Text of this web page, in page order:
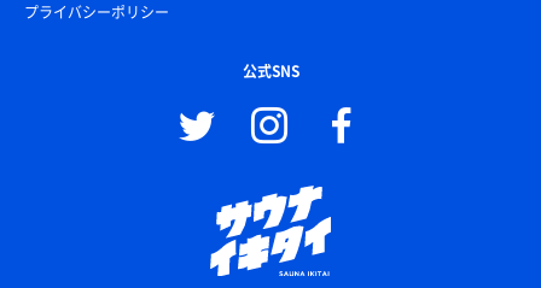
プライバシーポリシー
公式SNS